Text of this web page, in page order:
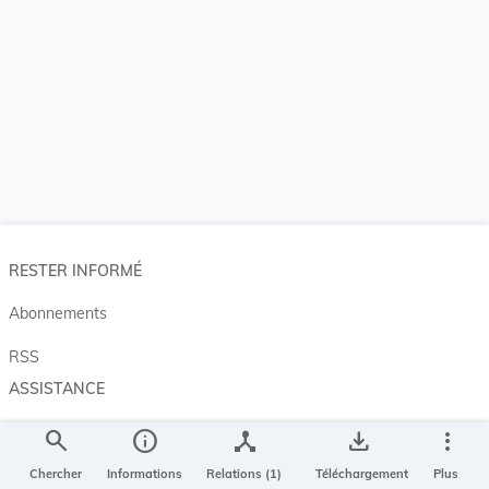
search
Chercher
info
Informations
device_hub
Relations (1)
save_alt
Téléchargement
more_vert
Plus
RESTER INFORMÉ
Abonnements
RSS
ASSISTANCE
Aide et à propos
Projet Casemates